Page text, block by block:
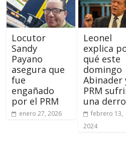
Locutor
Sandy
Payano
asegura que
fue
engañado
por el PRM
enero 27, 2026
Leonel
explica
qué este
domingo
Abinader
PRM
una
febrero 13,
2024